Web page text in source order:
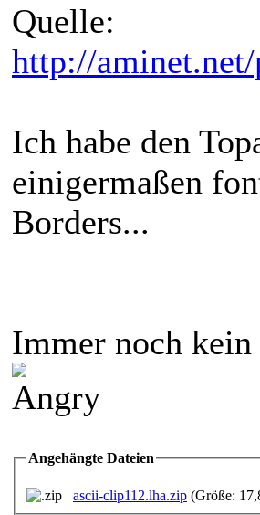
Quelle:
http://
Ich habe den
einigermaßen
Borders...
Immer noch
Angehängte Dateien
ascii-clip112.lha.zip (Größe: